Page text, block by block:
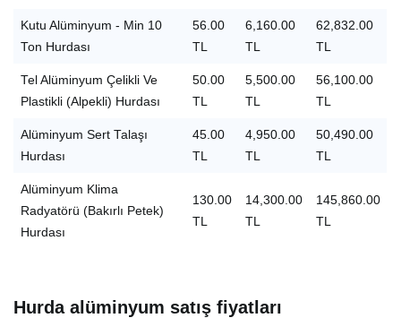
Kutu Alüminyum - Min 10
Ton Hurdası
56.00
TL
6,160.00
TL
62,832.00
TL
Tel Alüminyum Çelikli Ve
Plastikli (Alpekli) Hurdası
50.00
TL
5,500.00
TL
56,100.00
TL
Alüminyum Sert Talaşı
Hurdası
45.00
TL
4,950.00
TL
50,490.00
TL
Alüminyum Klima
Radyatörü (Bakırlı Petek)
Hurdası
130.00
TL
14,300.00
TL
145,860.00
TL
Hurda alüminyum satış fiyatları